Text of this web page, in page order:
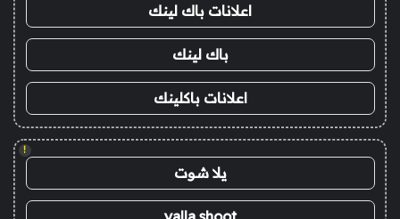
اعلانات باك لينك
باك لينك
اعلانات باكلينك
!
يلا شوت